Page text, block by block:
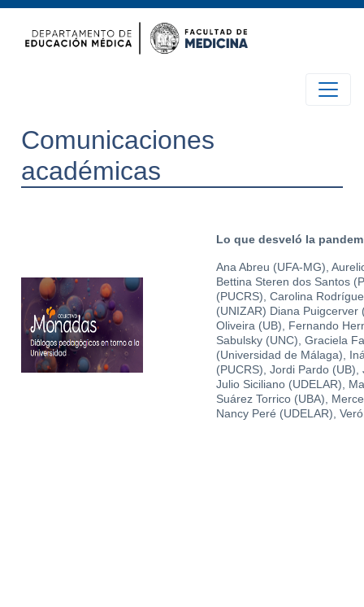
Comunicaciones
académicas
Lo que desveló la
Ana Abreu (UFA-MG),
Bettina Steren dos Santos
(PUCRS), Carolina
(UNIZAR) Diana
Oliveira (UB), Fernando
Sabulsky (UNC), Graciela
(Universidad de Málaga),
(PUCRS), Jordi Pardo
Julio Siciliano (UDELAR),
Suárez Torrico (UBA),
Nancy Peré (UDELAR),